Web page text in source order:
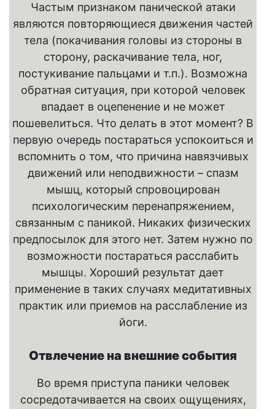
Частым признаком панической атаки
являются повторяющиеся движения частей
тела (покачивания головы из стороны в
сторону, раскачивание тела, ног,
постукивание пальцами и т.п.). Возможна
обратная ситуация, при которой человек
впадает в оцепенение и не может
пошевелиться. Что делать в этот момент? В
первую очередь постараться успокоиться и
вспомнить о том, что причина навязчивых
движений или неподвижности – спазм
мышц, который спровоцирован
психологическим перенапряжением,
связанным с паникой. Никаких физических
предпосылок для этого нет. Затем нужно по
возможности постараться расслабить
мышцы. Хороший результат дает
применение в таких случаях медитативных
практик или приемов на расслабление из
йоги.
Отвлечение на внешние события
Во время приступа паники человек
сосредотачивается на своих ощущениях,